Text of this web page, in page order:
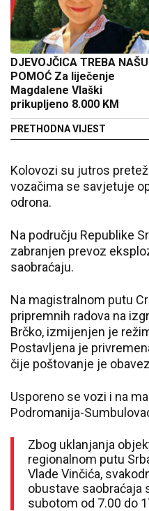
DJEVOJČICA TREBA NAŠU
POMOĆ Za liječenje
Magdalene Vlaški
prikupljeno 8.000 KM
PRETHODNA VIJEST
Kolovozi su jutros
vozačima se savjetuje
odrona.
Na području Republike
zabranjen prevoz
saobraćaju.
Na magistralnom putu
pripremnih radova na
Brčko, izmijenjen je
Postavljena je
čije poštovanje je
Usporeno se vozi i na
Podromanija-
Zbog uklanjanja
regionalnom putu
Vlade Vinčića,
obustave saobraćaja
subotom od 7.00 do